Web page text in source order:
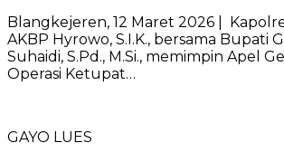
Blangkejeren, 12 Maret 2026 |
AKBP Hyrowo, S.I.K., bersama Bupati
Suhaidi, S.Pd., M.Si., memimpin Apel
Operasi Ketupat…
GAYO LUES